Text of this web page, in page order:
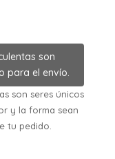
son
para el envío.
son seres únicos
y la forma sean
tu pedido.